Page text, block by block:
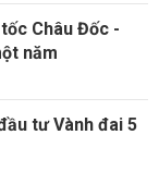
Châu Đốc -
năm
tư Vành đai 5